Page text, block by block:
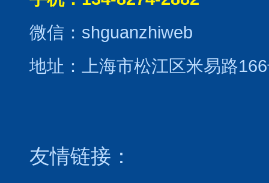
微信：shguanzhiweb
地址：上海市松江区米易路
友情链接：